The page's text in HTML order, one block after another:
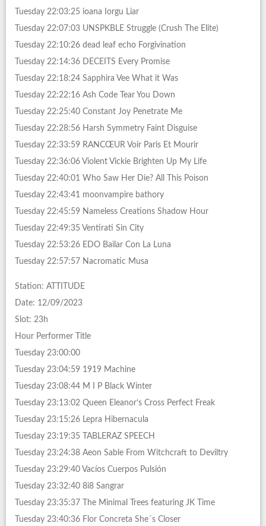
Tuesday 22:03:25 ioana Iorgu Liar
Tuesday 22:07:03 UNSPKBLE Struggle (Crush The Elite)
Tuesday 22:10:26 dead leaf echo Forgivination
Tuesday 22:14:36 DECEITS Every Promise
Tuesday 22:18:24 Sapphira Vee What it Was
Tuesday 22:22:16 Ash Code Tear You Down
Tuesday 22:25:40 Constant Joy Penetrate Me
Tuesday 22:28:56 Harsh Symmetry Faint Disguise
Tuesday 22:33:59 RANCŒUR Voir Paris Et Mourir
Tuesday 22:36:06 Violent Vickie Brighten Up My Life
Tuesday 22:40:01 Who Saw Her Die? All This Poison
Tuesday 22:43:41 moonvampire bathory
Tuesday 22:45:59 Nameless Creations Shadow Hour
Tuesday 22:49:35 Ventirati Sin City
Tuesday 22:53:26 EDO Bailar Con La Luna
Tuesday 22:57:57 Nacromatic Musa
Station: ATTITUDE
Date: 12/09/2023
Slot: 23h
Hour Performer Title
Tuesday 23:00:00
Tuesday 23:04:59 1919 Machine
Tuesday 23:08:44 M I P Black Winter
Tuesday 23:13:02 Queen Eleanor’s Cross Perfect Freak
Tuesday 23:15:26 Lepra Hibernacula
Tuesday 23:19:35 TABLERAZ SPEECH
Tuesday 23:24:38 Aeon Sable From Witchcraft to Deviltry
Tuesday 23:29:40 Vacíos Cuerpos Pulsión
Tuesday 23:32:40 8i8 Sangrar
Tuesday 23:35:37 The Minimal Trees featuring JK Time
Tuesday 23:40:36 Flor Concreta She´s Closer